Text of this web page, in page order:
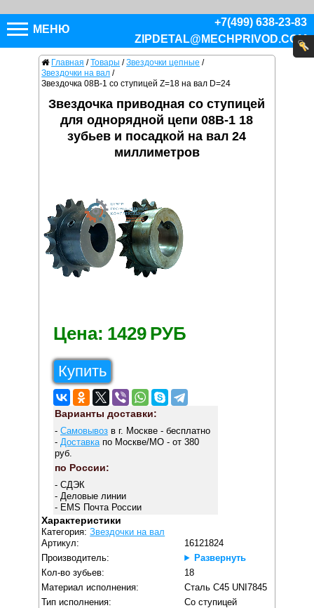
МЕНЮ
+7(499) 638-23-83
ZIPDETAL@MECHPRIVOD.COM
Главная / Товары / Звездочки цепные /
Звездочки на вал /
Звездочка 08B-1 со ступицей Z=18 на вал D=24
Звездочка приводная со ступицей
для однорядной цепи 08B-1 18
зубьев и посадкой на вал 24
миллиметров
Цена: 1429 РУБ
Купить
Варианты доставки:
- Самовывозв г. Москве - бесплатно
- Доставкапо Москве/МО - от 380
руб.
по России:
- СДЭК
- Деловые линии
- EMS Почта России
Характеристики
Категория:Звездочки на вал
Артикул:
16121824
Производитель:
Развернуть
Кол-во зубьев:
18
Материал исполнения:
Сталь С45 UNI7845
Тип исполнения:
Со ступицей